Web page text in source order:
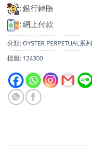
: 銀行轉賬
: 網上付款
分類:OYSTER PERPETUAL系列
標籤: 124300